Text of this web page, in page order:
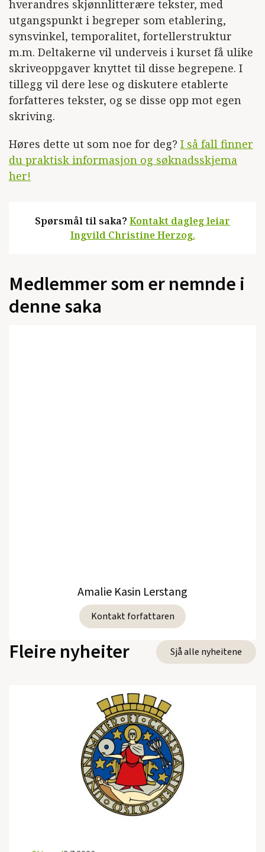
hverandres skjønnlitterære tekster, med
utgangspunkt i begreper som etablering,
synsvinkel, temporalitet, fortellerstruktur
m.m. Deltakerne vil underveis i kurset få ulike
skriveoppgaver knyttet til disse begrepene. I
tillegg vil dere lese og diskutere etablerte
forfatteres tekster, og se disse opp mot egen
skriving.
Høres dette ut som noe for deg? I så fall finner
du praktisk informasjon og søknadsskjema
her!
Spørsmål til saka? Kontakt dagleg leiar
Ingvild Christine Herzog.
Medlemmer som er nemnde i
denne saka
Amalie Kasin Lerstang
Kontakt forfattaren
Fleire nyheiter Sjå alle nyheitene